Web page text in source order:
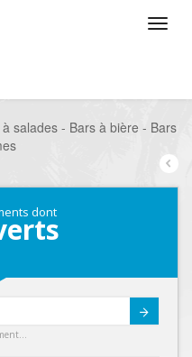
salades - Bars à bière - Bars
dont